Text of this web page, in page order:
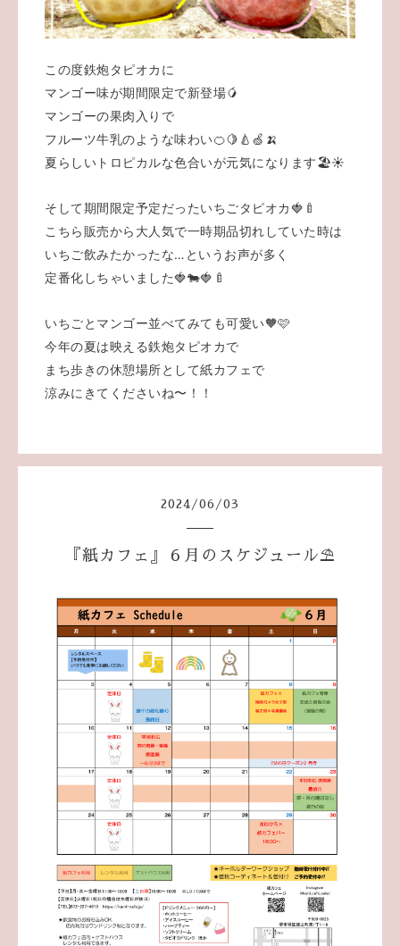
この度鉄炮タピオカに
マンゴー味が期間限定で新登場🥭
マンゴーの果肉入りで
フルーツ牛乳のような味わい🍊🍋🍐🍏🍌
夏らしいトロピカルな色合いが元気になります🏖☀️
そして期間限定予定だったいちごタピオカ🍓🍼
こちら販売から大人気で一時期品切れしていた時は
いちご飲みたかったな…というお声が多く
定番化しちゃいました🍓🐄🍓🍼
いちごとマンゴー並べてみても可愛い🧡🩷
今年の夏は映える鉄炮タピオカで
まち歩きの休憩場所として紙カフェで
涼みにきてくださいね〜！！
2024 /06 /03
『紙カフェ』６月のスケジュール⛱️